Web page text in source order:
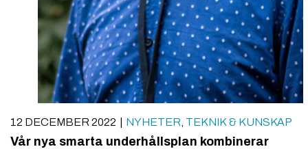
12 DECEMBER 2022 NYHETER TEKNIK & KUNSKAP
Vår nya smarta underhållsplan kombinerar